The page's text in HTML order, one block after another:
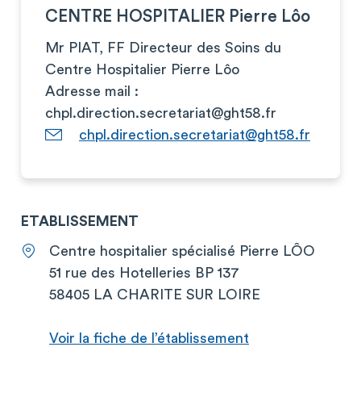
CENTRE HOSPITALIER Pierre Lôo
Mr PIAT, FF Directeur des Soins du
Centre Hospitalier Pierre Lôo
Adresse mail :
chpl.direction.secretariat@ght58.fr
chpl.direction.secretariat@ght58.fr
ETABLISSEMENT
Centre hospitalier spécialisé Pierre LÔO
51 rue des Hotelleries BP 137
58405 LA CHARITE SUR LOIRE
Voir la fiche de l’établissement